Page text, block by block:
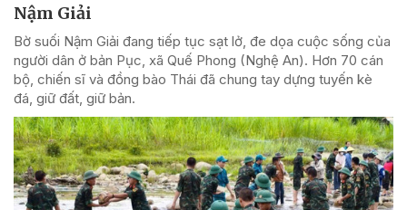
Nậm Giải
Bờ suối Nậm Giải đang tiếp tục sạt lở, đe dọa cuộc sống của
người dân ở bản Pục, xã Quế Phong (Nghệ An). Hơn 70 cán
bộ, chiến sĩ và đồng bào Thái đã chung tay dựng tuyến kè
đá, giữ đất, giữ bản.